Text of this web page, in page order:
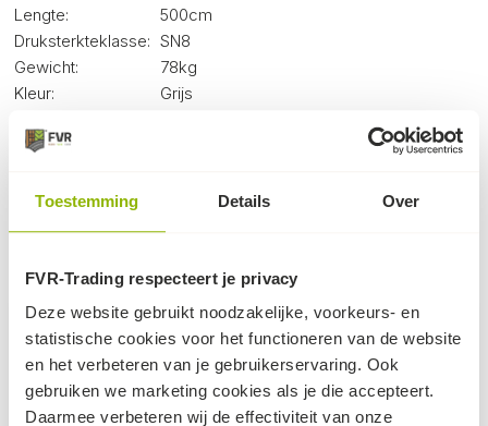
Toestemming Details Over
FVR-Trading respecteert je privacy
Deze website gebruikt noodzakelijke, voorkeurs- en
statistische cookies voor het functioneren van de website
en het verbeteren van je gebruikerservaring. Ook
gebruiken we marketing cookies als je die accepteert.
Daarmee verbeteren wij de effectiviteit van onze
Lengte:
500cm
Druksterkteklasse: SN8
Gewicht:
78kg
Kleur:
Grijs
Keurmerk: